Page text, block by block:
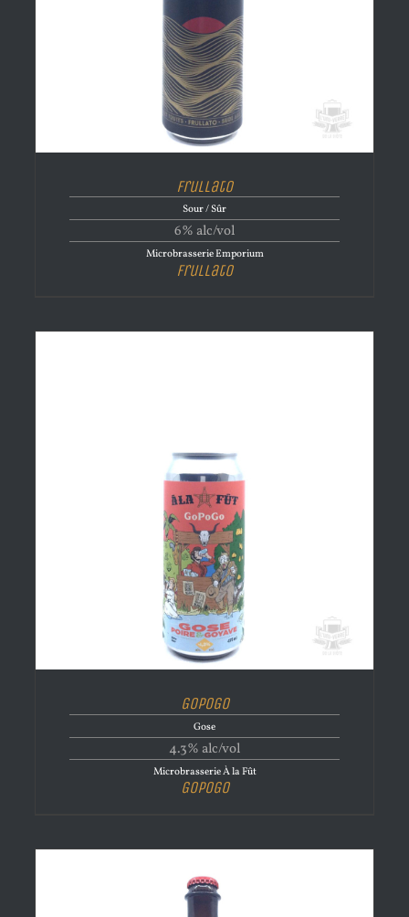
Frullato
Sour / Sûr
6% alc/vol
Microbrasserie Emporium
Frullato
GoPoGo
Gose
4.3% alc/vol
Microbrasserie À la Fût
GoPoGo